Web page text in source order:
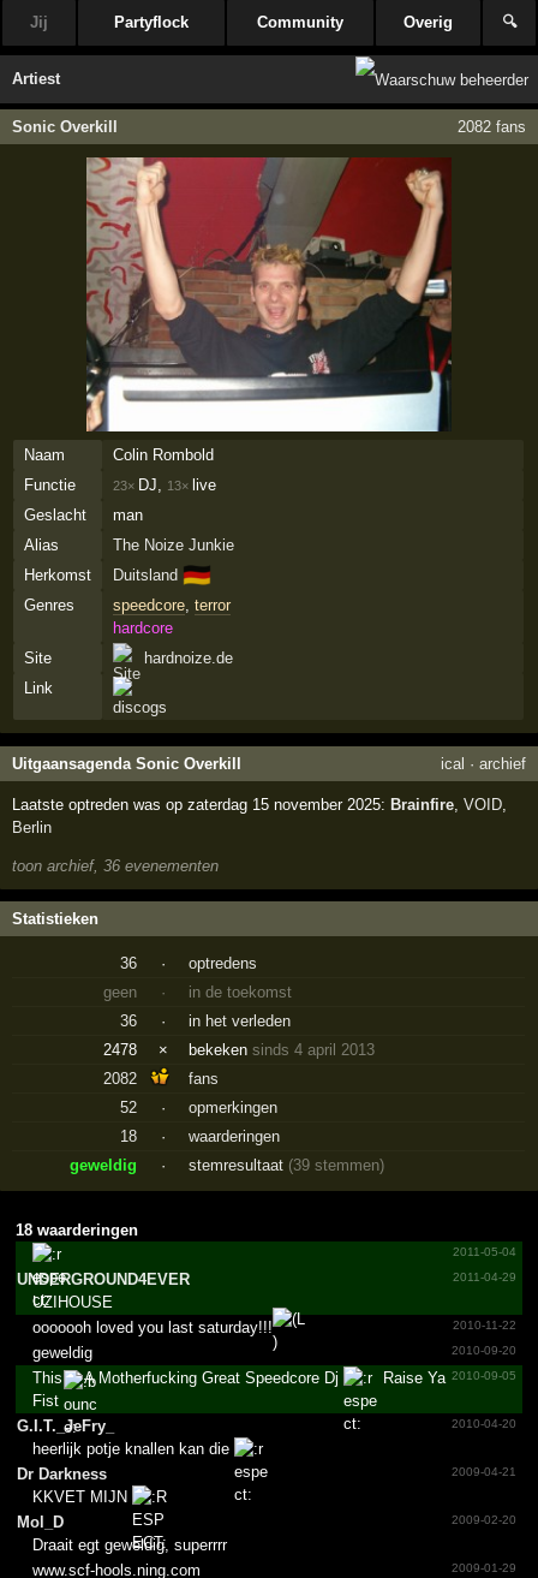
Jij Partyflock Community Overig 🔍
Artiest
Sonic Overkill 2082 fans
Naam
Colin Rombold
Functie
23× DJ, 13× live
Geslacht
man
Alias
The Noize Junkie
Herkomst
Duitsland 🇩🇪
Genres speedcore, terror
hardcore
Site
hardnoize.de
Link
Uitgaansagenda Sonic Overkill ical · archief
Laatste optreden was op zaterdag 15 november 2025: Brainfire ,VOID
Berlin
toon archief, 36 evenementen
Statistieken
36 ·
optredens
geen
·
in de toekomst
36
·
in het verleden
2478
× bekekensinds 4 april 2013
2082
fans
52
·
opmerkingen
18
·
waarderingen
geweldig
· stemresultaat (39 stemmen)
18 waarderingen
2011-05-04
UNDERG­ROUND4­EVER 2011-04-29
UZIHOUSE
2010-11-22
ooooooh loved you last saturday!!!
2010-09-20
geweldig
2010-09-05
This Is A Motherfucking Great Speedcore Dj
Raise Ya
Fist
G.­I.­T._­JeFry_­
2010-04-20
heerlijk potje knallen kan die
Dr Darkness
2009-04-21
KKVET MIJN
Mol_D
2009-02-20
Draait egt geweldig, superrrr
2009-01-29
www.scf-hools.ning.com